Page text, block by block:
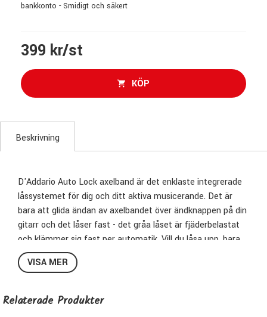
bankkonto - Smidigt och säkert
399 kr/st
KÖP
Beskrivning
D'Addario Auto Lock axelband är det enklaste integrerade
låssystemet för dig och ditt aktiva musicerande. Det är
bara att glida ändan av axelbandet över ändknappen på din
gitarr och det låser fast - det gråa låset är fjäderbelastat
och klämmer sig fast per automatik. Vill du låsa upp, bara
tryck på låset, glid det åt sidan och axelbandet är
frånkopplat. Passar de flesta ändknappar på marknaden.
Ned Steinberger.
VISA MER
Relaterade Produkter